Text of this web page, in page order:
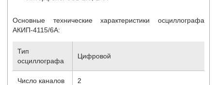
Основные технические характеристики осциллографа
АКИП-4115/6А:
Тип
осциллографа
Цифровой
Число каналов 2